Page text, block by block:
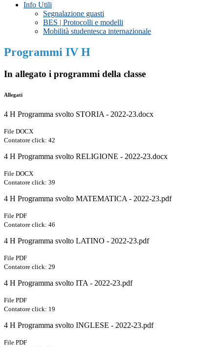
Info Utili
Segnalazione guasti
BES | Protocolli e modelli
Mobilità studentesca internazionale
Programmi IV H
In allegato i programmi della classe
Allegati
4 H Programma svolto STORIA - 2022-23.docx
File DOCX
Contatore click: 42
4 H Programma svolto RELIGIONE - 2022-23.docx
File DOCX
Contatore click: 39
4 H Programma svolto MATEMATICA - 2022-23.pdf
File PDF
Contatore click: 46
4 H Programma svolto LATINO - 2022-23.pdf
File PDF
Contatore click: 29
4 H Programma svolto ITA - 2022-23.pdf
File PDF
Contatore click: 19
4 H Programma svolto INGLESE - 2022-23.pdf
File PDF